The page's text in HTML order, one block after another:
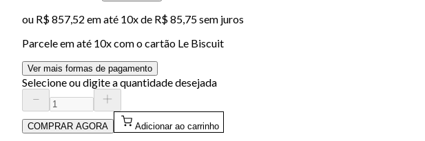
ou R$ 857,52 em até 10x de R$ 85,75 sem juros
Parcele em até 10x com o cartão Le Biscuit
Ver mais formas de pagamento
Selecione ou digite a quantidade desejada
COMPRAR AGORA Adicionar ao carrinho